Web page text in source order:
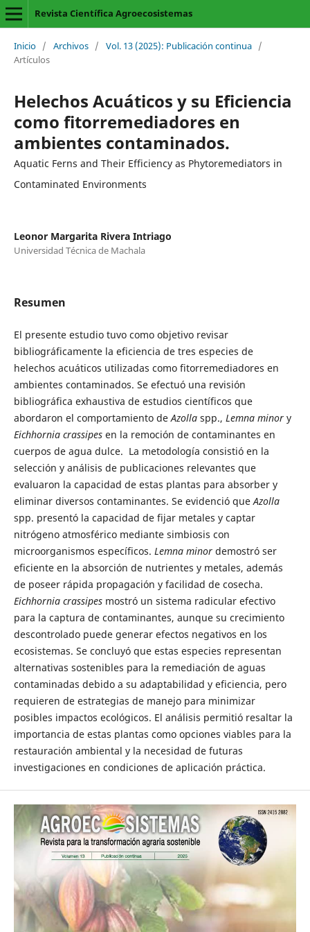
Revista Científica Agroecosistemas
Inicio / Archivos / Vol. 13 (2025): Publicación continua /
Artículos
Helechos Acuáticos y su Eficiencia
como fitorremediadores en
ambientes contaminados.
Aquatic Ferns and Their Efficiency as Phytoremediators in
Contaminated Environments
Leonor Margarita Rivera Intriago
Universidad Técnica de Machala
Resumen
El presente estudio tuvo como objetivo revisar
bibliográficamente la eficiencia de tres especies de
helechos acuáticos utilizadas como fitorremediadores en
ambientes contaminados. Se efectuó una revisión
bibliográfica exhaustiva de estudios científicos que
abordaron el comportamiento deAzollaspp., Lemna minory
Eichhornia crassipesen la remoción de contaminantes en
cuerpos de agua dulce. La metodología consistió en la
selección y análisis de publicaciones relevantes que
evaluaron la capacidad de estas plantas para absorber y
eliminar diversos contaminantes. Se evidenció queAzolla
spp. presentó la capacidad de fijar metales y captar
nitrógeno atmosférico mediante simbiosis con
microorganismos específicos. Lemna minordemostró ser
eficiente en la absorción de nutrientes y metales, además
de poseer rápida propagación y facilidad de cosecha.
Eichhornia crassipesmostró un sistema radicular efectivo
para la captura de contaminantes, aunque su crecimiento
descontrolado puede generar efectos negativos en los
ecosistemas. Se concluyó que estas especies representan
alternativas sostenibles para la remediación de aguas
contaminadas debido a su adaptabilidad y eficiencia, pero
requieren de estrategias de manejo para minimizar
posibles impactos ecológicos. El análisis permitió resaltar la
importancia de estas plantas como opciones viables para la
restauración ambiental y la necesidad de futuras
investigaciones en condiciones de aplicación práctica.